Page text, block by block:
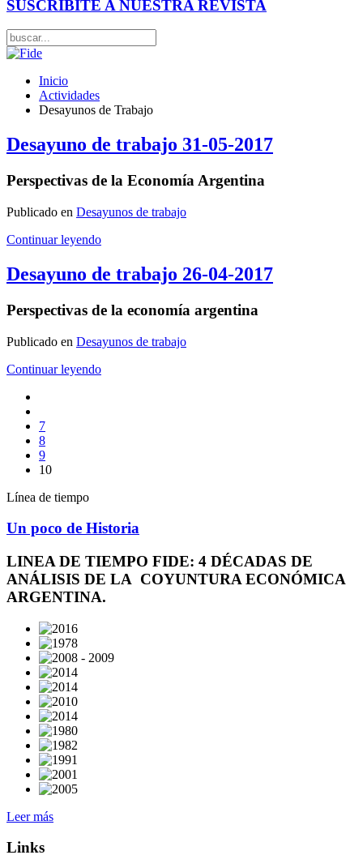
SUSCRIBITE A NUESTRA REVISTA
Inicio
Actividades
Desayunos de Trabajo
Desayuno de trabajo 31-05-2017
Perspectivas de la Economía Argentina
Publicado en Desayunos de trabajo
Continuar leyendo
Desayuno de trabajo 26-04-2017
Perspectivas de la economía argentina
Publicado en Desayunos de trabajo
Continuar leyendo
7
8
9
10
Línea de tiempo
Un poco de Historia
LINEA DE TIEMPO FIDE: 4 DÉCADAS DE
ANÁLISIS DE LA COYUNTURA ECONÓMICA
ARGENTINA.
Leer más
Links